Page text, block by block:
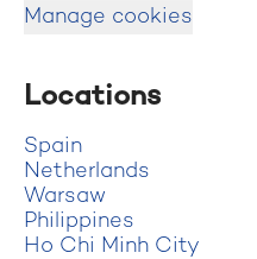
Manage cookies
Locations
Spain
Netherlands
Warsaw
Philippines
Ho Chi Minh City